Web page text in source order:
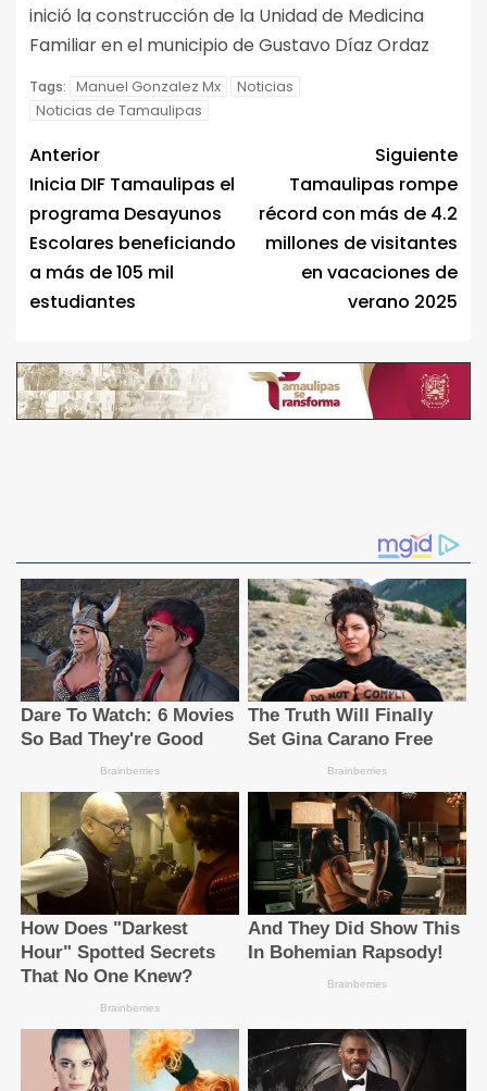
inició la construcción de la Unidad de Medicina
Familiar en el municipio de Gustavo Díaz Ordaz
Tags: Manuel Gonzalez Mx
Noticias
Noticias de Tamaulipas
Anterior
Inicia DIF Tamaulipas el
programa Desayunos
Escolares beneficiando
a más de 105 mil
estudiantes
Siguiente
Tamaulipas rompe
récord con más de 4.2
millones de visitantes
en vacaciones de
verano 2025